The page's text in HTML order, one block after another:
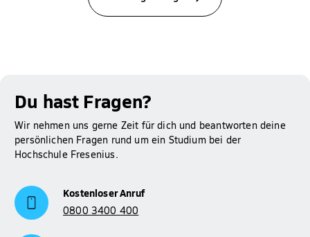
Du hast Fragen?
Wir nehmen uns gerne Zeit für dich und beantworten deine
persönlichen Fragen rund um ein Studium bei der
Hochschule Fresenius.
Kostenloser Anruf
0800 3400 400